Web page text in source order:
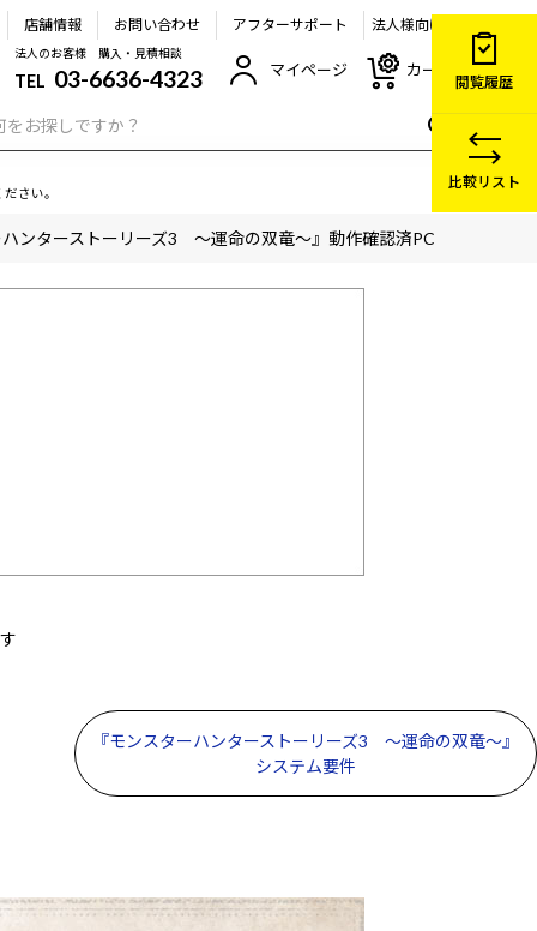
店舗情報 お問い合わせ アフターサポート 法人様向け
法人のお客様 購入・見積相談
TEL 03-6636-4323 マイページ カート
さい。
ンターストーリーズ3 ～運命の双竜～』動作確認済PC
『モンスターハンターストーリーズ3 ～運命の双竜～』
システム要件
閲覧履歴
比較リスト